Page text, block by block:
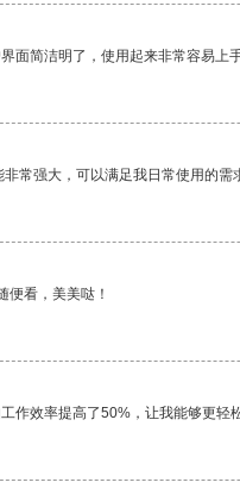
面简洁明了，使用起来非常容易上
常强大，可以满足我日常使用的需
便看，美美哒！
作效率提高了50%，让我能够更轻